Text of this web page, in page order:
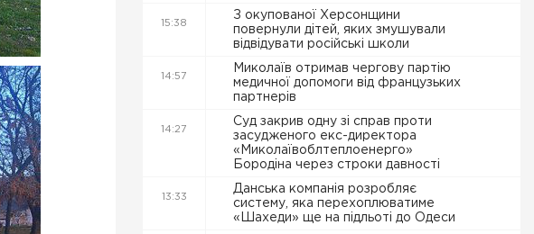
15:38
З окупованої Херсонщини
повернули дітей, яких змушували
відвідувати російські школи
14:57
Миколаїв отримав чергову партію
медичної допомоги від французьких
партнерів
14:27
Суд закрив одну зі справ проти
засудженого екс-директора
«Миколаївоблтеплоенерго»
Бородіна через строки давності
13:33
Данська компанія розробляє
систему, яка перехоплюватиме
«Шахеди» ще на підльоті до Одеси